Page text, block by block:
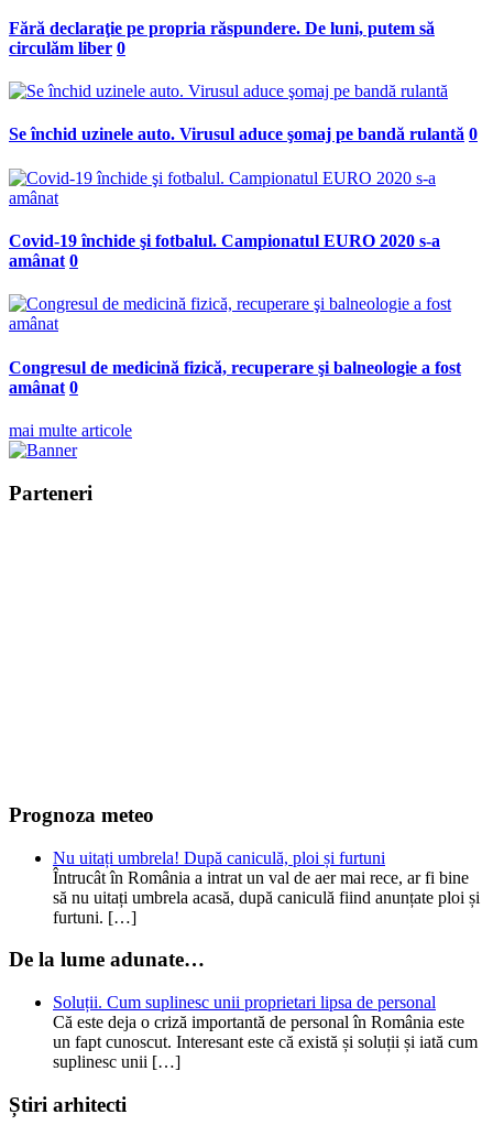
Fără declaraţie pe propria răspundere. De luni, putem să
circulăm liber 0
Se închid uzinele auto. Virusul aduce şomaj pe bandă rulantă 0
Covid-19 închide şi fotbalul. Campionatul EURO 2020 s-a
amânat 0
Congresul de medicină fizică, recuperare şi balneologie a fost
amânat 0
mai multe articole
Parteneri
Prognoza meteo
Nu uitați umbrela! După caniculă, ploi și furtuni
Întrucât în România a intrat un val de aer mai rece, ar fi bine
să nu uitați umbrela acasă, după caniculă fiind anunțate ploi și
furtuni. […]
De la lume adunate…
Soluții. Cum suplinesc unii proprietari lipsa de personal
Că este deja o criză importantă de personal în România este
un fapt cunoscut. Interesant este că există și soluții și iată cum
suplinesc unii […]
Știri arhitecti